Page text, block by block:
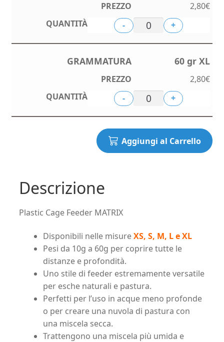
2,80€
-
+
60 gr XL
2,80€
-
+
Aggiungi al Carrello
Descrizione
Plastic Cage Feeder MATRIX
Disponibili nelle misureXS, S, M, L e XL
Pesi da 10g a 60g per coprire tutte le
distanze e profondità.
Uno stile di feeder estremamente versatile
per esche naturali e pastura.
Perfetti per l’uso in acque meno profonde
o per creare una nuvola di pastura con
una miscela secca.
Trattengono una miscela più umida e